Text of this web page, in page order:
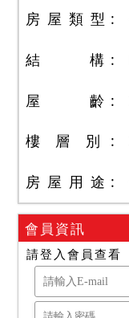
房 屋 類 型
結 構
屋 齡
樓 層 別
房 屋 用 途
會員資訊
請登入會員查看